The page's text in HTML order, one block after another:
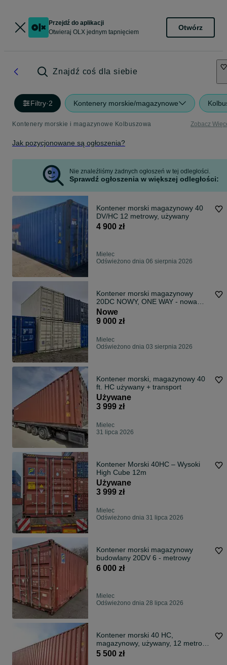
Przejdź do aplikacji
Otwieraj OLX jednym tapnięciem
Otwórz
Znajdź coś dla siebie
Filtry·2 Kontenery morskie/magazynowe
Kontenery morskie i magazynowe Kolbuszowa Zobacz
Jak pozycjonowane są ogłoszenia?
Nie znaleźliśmy żadnych ogłoszeń w tej odległości.
Sprawdź ogłoszenia w większej odległości:
Kontener morski magazynowy 40
DV/HC 12 metrowy, używany
4 900 zł
Mielec
Odświeżono dnia 06 sierpnia 2026
Kontener morski magazynowy
20DC NOWY, ONE WAY - nowa
niższa cena
Nowe
9 000 zł
Mielec
Odświeżono dnia 03 sierpnia 2026
Kontener morski, magazynowy 40
ft. HC używany + transport
Używane
3 999 zł
Mielec
31 lipca 2026
Kontener Morski 40HC – Wysoki
High Cube 12m
Używane
3 999 zł
Mielec
Odświeżono dnia 31 lipca 2026
Kontener morski magazynowy
budowlany 20DV 6 - metrowy
6 000 zł
Mielec
Odświeżono dnia 28 lipca 2026
Kontener morski 40 HC,
magazynowy, używany, 12 metrowy
+ transport
5 500 zł